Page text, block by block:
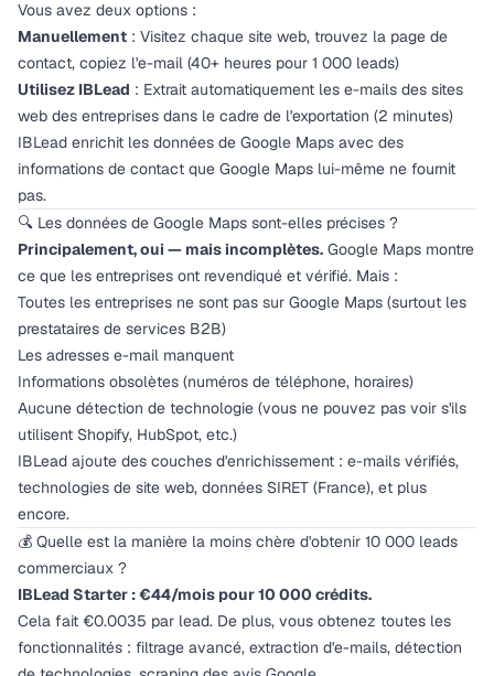
Vous avez deux options :
Manuellement : Visitez chaque site web, trouvez la page de
contact, copiez l'e-mail (40+ heures pour 1 000 leads)
Utilisez IBLead : Extrait automatiquement les e-mails des sites
web des entreprises dans le cadre de l'exportation (2 minutes)
IBLead enrichit les données de Google Maps avec des
informations de contact que Google Maps lui-même ne fournit
pas.
🔍 Les données de Google Maps sont-elles précises ?
Principalement, oui — mais incomplètes. Google Maps montre
ce que les entreprises ont revendiqué et vérifié. Mais :
Toutes les entreprises ne sont pas sur Google Maps (surtout les
prestataires de services B2B)
Les adresses e-mail manquent
Informations obsolètes (numéros de téléphone, horaires)
Aucune détection de technologie (vous ne pouvez pas voir s'ils
utilisent Shopify, HubSpot, etc.)
IBLead ajoute des couches d'enrichissement : e-mails vérifiés,
technologies de site web, données SIRET (France), et plus
encore.
💰 Quelle est la manière la moins chère d'obtenir 10 000 leads
commerciaux ?
IBLead Starter : €44/mois pour 10 000 crédits.
Cela fait €0.0035 par lead. De plus, vous obtenez toutes les
fonctionnalités : filtrage avancé, extraction d'e-mails, détection